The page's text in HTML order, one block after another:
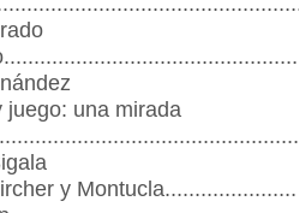
juego: una mirada
y